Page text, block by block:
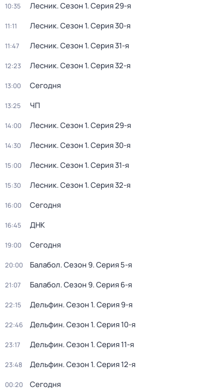
10:35 Лесник. Сезон 1. Серия 29-я
11:11 Лесник. Сезон 1. Серия 30-я
11:47 Лесник. Сезон 1. Серия 31-я
12:23 Лесник. Сезон 1. Серия 32-я
13:00 Сегодня
13:25 ЧП
14:00 Лесник. Сезон 1. Серия 29-я
14:30 Лесник. Сезон 1. Серия 30-я
15:00 Лесник. Сезон 1. Серия 31-я
15:30 Лесник. Сезон 1. Серия 32-я
16:00 Сегодня
16:45 ДНК
19:00 Сегодня
20:00 Балабол. Сезон 9. Серия 5-я
21:07 Балабол. Сезон 9. Серия 6-я
22:15 Дельфин. Сезон 1. Серия 9-я
22:46 Дельфин. Сезон 1. Серия 10-я
23:17 Дельфин. Сезон 1. Серия 11-я
23:48 Дельфин. Сезон 1. Серия 12-я
00:20 Сегодня